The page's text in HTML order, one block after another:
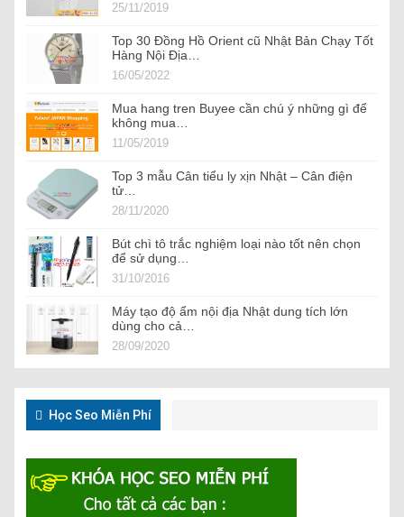
25/11/2019
Top 30 Đồng Hồ Orient cũ Nhật Bản Chạy Tốt
Hàng Nội Địa…
16/05/2022
Mua hang tren Buyee cần chú ý những gì để
không mua…
11/05/2019
Top 3 mẫu Cân tiểu ly xịn Nhật – Cân điện
tử…
28/11/2020
Bút chì tô trắc nghiệm loại nào tốt nên chọn
để sử dụng…
31/10/2016
Máy tạo độ ẩm nội địa Nhật dung tích lớn
dùng cho cả…
28/09/2020
Học Seo Miễn Phí